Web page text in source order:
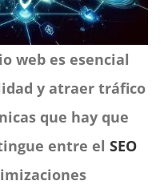
web es esencial
y atraer tráfico
que hay que
entre elSEO